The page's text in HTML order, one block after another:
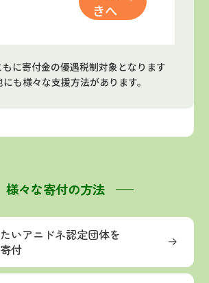
きへ
に寄付金の優遇税制対象となります
も様々な支援方法があります。
様々な寄付の方法
いアニドネ認定団体を
付